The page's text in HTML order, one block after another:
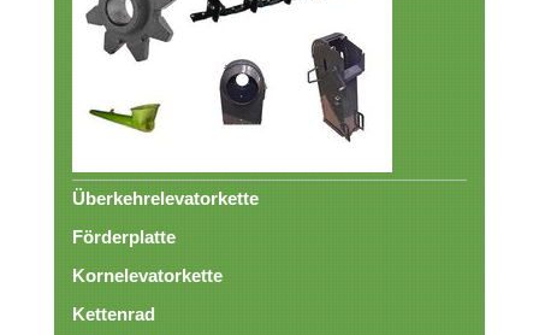
Überkehrelevatorkette
Förderplatte
Kornelevatorkette
Kettenrad